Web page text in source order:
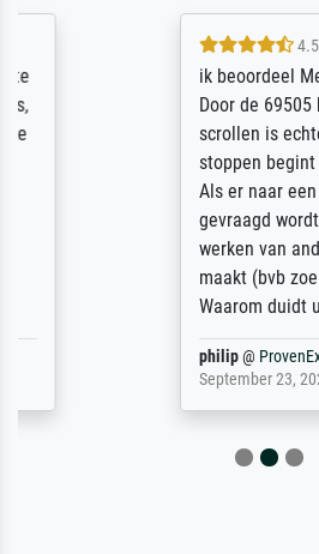
4.5 / 5
ik beoordeel
Door de 69505
scrollen is echter
stoppen begint het weer
Als er naar een bepaalde
gevraagd wordt krijg je ook
werken van andere wat
maakt (bvb zoek Ros = ook
Waarom duidt u ...
ProvenExpert
September 23, 2025